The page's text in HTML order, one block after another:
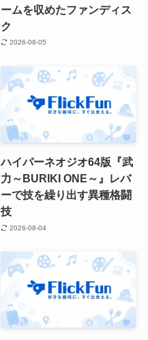
ームを収めたファンディス
ク
2026-08-05
ハイパーネオジオ64版『武
力～BURIKI ONE～』レバ
ーで技を繰り出す異種格闘
技
2026-08-04